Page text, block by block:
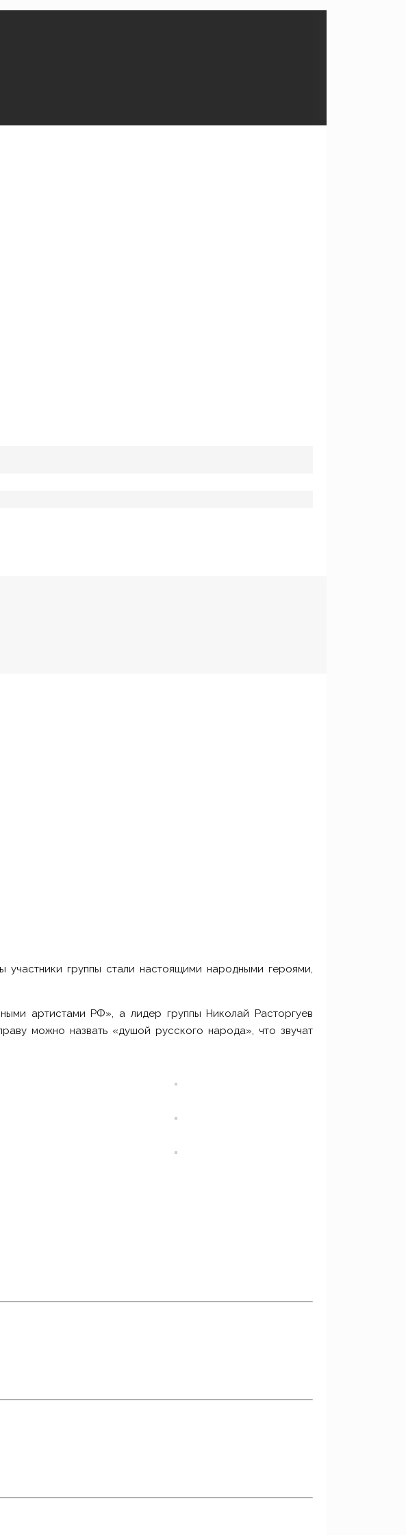
группы стали настоящими народными героями,
артистами РФ», а лидер группы Николай Расторгуев
можно назвать «душой русского народа», что звучат